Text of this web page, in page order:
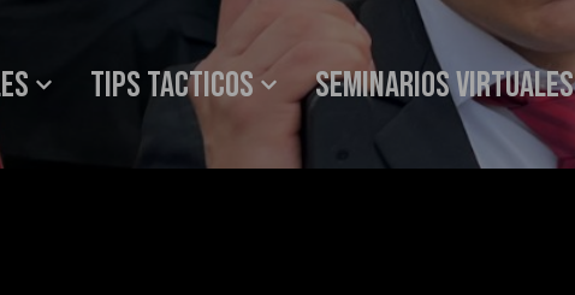
Tips tacticos SEMINARIOS VIRTUALES